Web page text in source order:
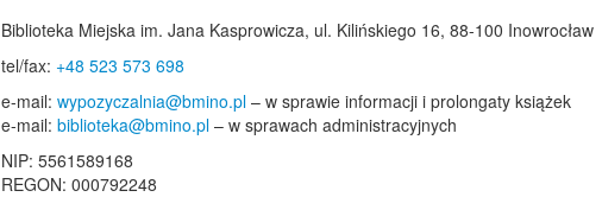
Biblioteka Miejska im. Jana Kasprowicza, ul. Kilińskiego 16, 88-100 Inowrocław
tel/fax: +48 523 573 698
e-mail: wypozyczalnia@bmino.pl – w sprawie informacji i prolongaty książek
e-mail: biblioteka@bmino.pl – w sprawach administracyjnych
NIP: 5561589168
REGON: 000792248